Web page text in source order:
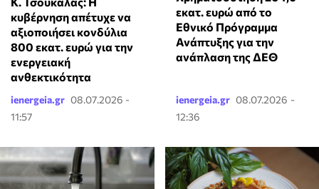
κυβέρνηση απέτυχε να
αξιοποιήσει κονδύλια
800 εκατ. ευρώ για την
ενεργειακή
ανθεκτικότητα
ienergeia.gr 08.07.2026 -
11:57
εκατ. ευρώ από το
Εθνικό Πρόγραμμα
Ανάπτυξης για την
ανάπλαση της ΔΕΘ
ienergeia.gr 08.07.2026 -
12:36